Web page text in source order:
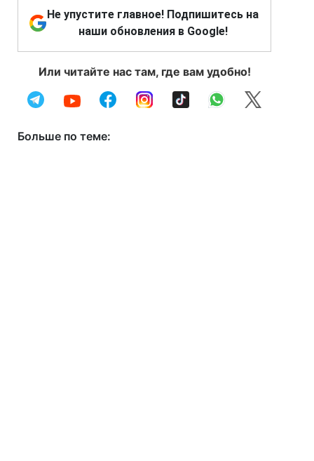
Не упустите главное! Подпишитесь на
наши обновления в Google!
Или читайте нас там, где вам удобно!
Больше по теме: